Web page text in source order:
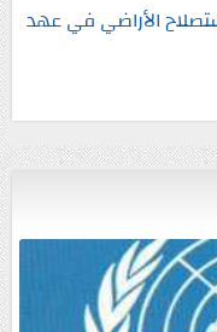
الأراضي في عهد